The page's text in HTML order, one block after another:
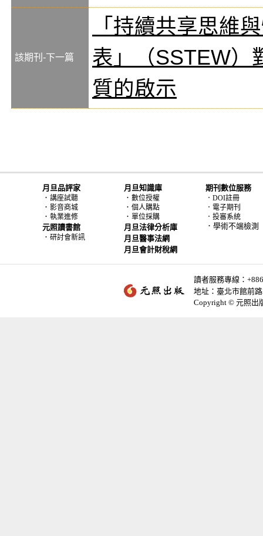
該期刊-下一篇
「持續共享思維
表」（SSTEW）
質的啟示
月旦品評家
． 講座試聽
． 影音商城
． 執業進修
元照讀書館
． 研討會新訊
月旦知識庫
． 數位授權
． 個人購點
． 單位採購
月旦法律分析庫
月旦醫事法網
月旦會計財稅網
期刊數位服務
．DOI註冊
．電子期刊
．投審系統
．學術不端檢測
讀者服務專線：
地址：臺北市館前
Copyright © 元照出